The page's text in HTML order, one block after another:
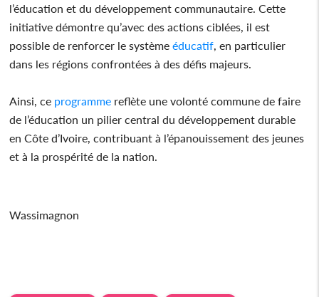
l’éducation et du développement communautaire. Cette
initiative démontre qu’avec des actions ciblées, il est
possible de renforcer le système éducatif , en particulier
dans les régions confrontées à des défis majeurs.
Ainsi, ce programme reflète une volonté commune de faire
de l’éducation un pilier central du développement durable
en Côte d’Ivoire, contribuant à l’épanouissement des jeunes
et à la prospérité de la nation.
Wassimagnon